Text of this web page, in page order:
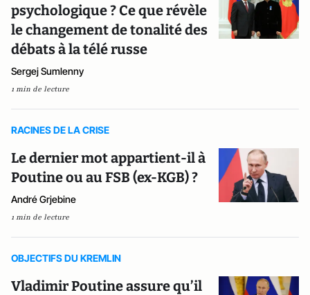
psychologique ? Ce que révèle
le changement de tonalité des
débats à la télé russe
Sergej Sumlenny
1 min de lecture
RACINES DE LA CRISE
Le dernier mot appartient-il à
Poutine ou au FSB (ex-KGB) ?
André Grjebine
1 min de lecture
OBJECTIFS DU KREMLIN
Vladimir Poutine assure qu’il